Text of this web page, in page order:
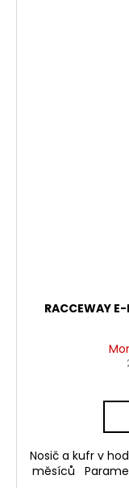
RACCEWAY
Nosič a kufr v
měsíců